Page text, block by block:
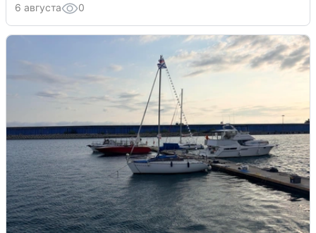
6 августа 0